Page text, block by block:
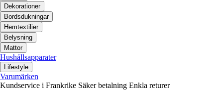
Dekorationer
Bordsdukningar
Hemtextilier
Belysning
Mattor
Hushållsapparater
Lifestyle
Varumärken
Kundservice i Frankrike Säker betalning Enkla returer